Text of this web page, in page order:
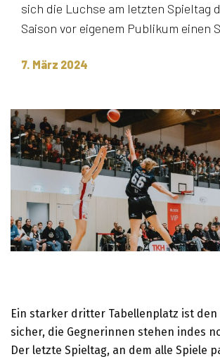
sich die Luchse am letzten Spieltag
Saison vor eigenem Publikum einen
7. März 2024
Ein starker dritter Tabellenplatz ist den
sicher, die Gegnerinnen stehen indes
Der letzte Spieltag, an dem alle Spiele